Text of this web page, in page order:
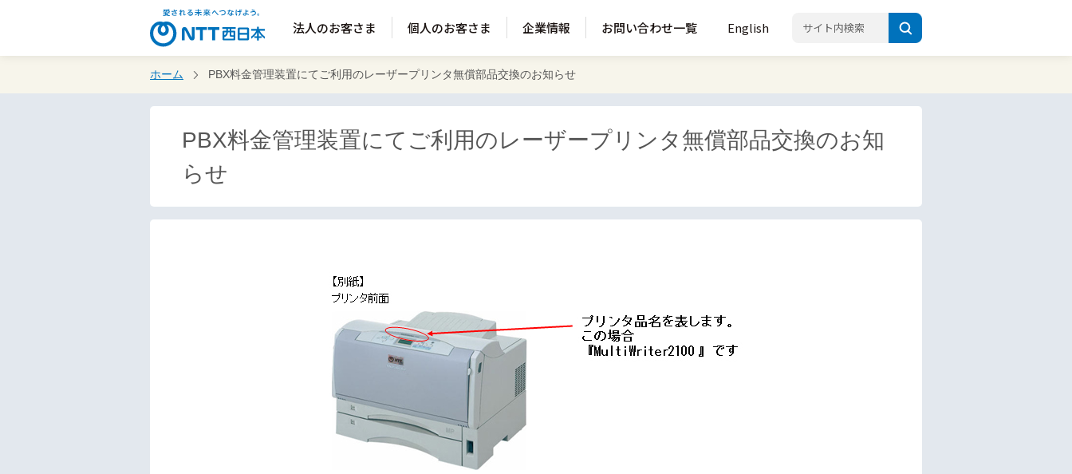
法人のお客さま 個人のお客さま 企業情報 お問い合わせ一覧 English
ホーム PBX料金管理装置にてご利用のレーザープリンタ無償部品交換のお知らせ
PBX料金管理装置にてご利用のレーザープリンタ無償部品交換のお知
らせ